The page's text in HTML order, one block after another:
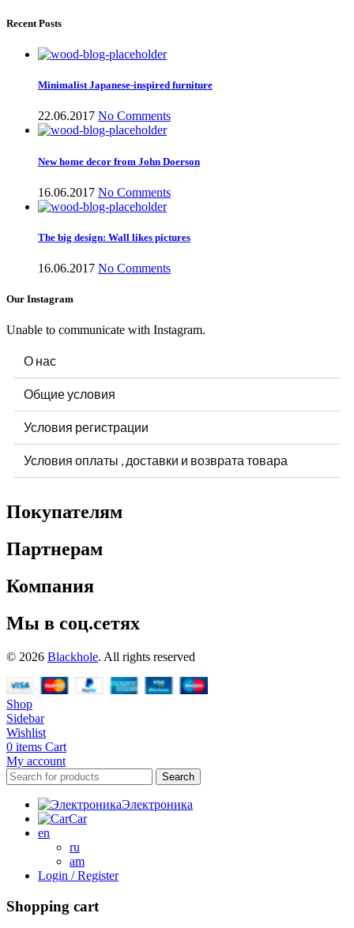
Recent Posts
Minimalist Japanese-inspired furniture
22.06.2017 No Comments
New home decor from John Doerson
16.06.2017 No Comments
The big design: Wall likes pictures
16.06.2017 No Comments
Our Instagram
Unable to communicate with Instagram.
О нас
Общие условия
Условия регистрации
Условия оплаты , доставки и возврата товара
Покупателям
Партнерам
Компания
Мы в соц.сетях
© 2026 Blackhole. All rights reserved
Shop
Sidebar
Wishlist
0 items Cart
My account
Search
Электроника
Car
en
ru
am
Login / Register
Shopping cart